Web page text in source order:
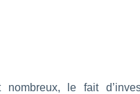
le fait